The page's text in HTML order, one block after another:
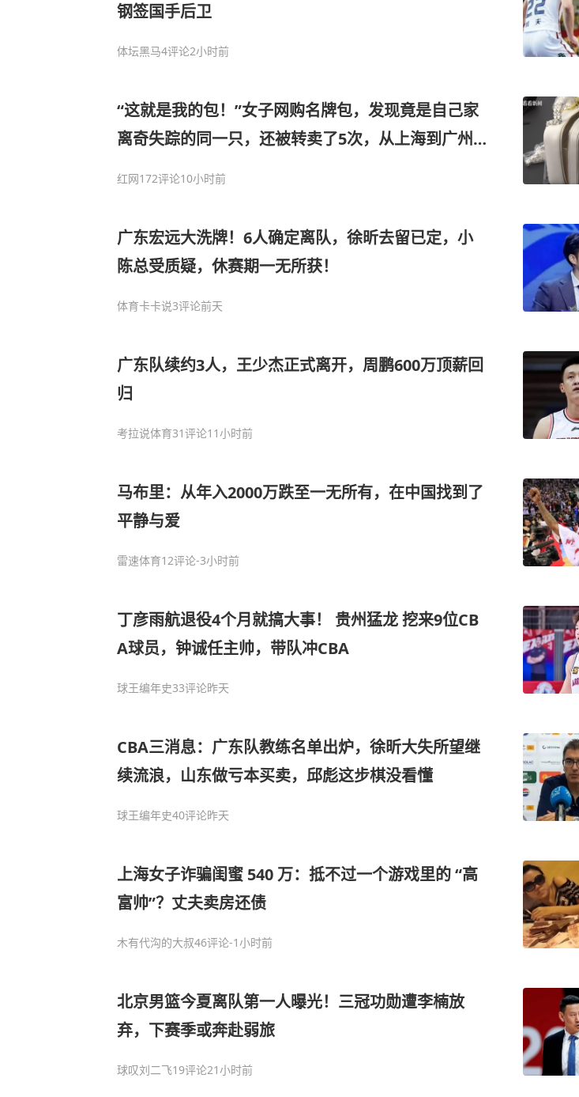
钢签国手后卫
体坛黑马4评论2小时前
“这就是我的包！”女子网购名牌包，发现竟是自己家
离奇失踪的同一只，还被转卖了5次，从上海到广州
红网172评论10小时前
广东宏远大洗牌！6人确定离队，徐昕去留已定，小
陈总受质疑，休赛期一无所获！
体育卡卡说3评论前天
广东队续约3人，王少杰正式离开，周鹏600万顶薪回
归
考拉说体育31评论11小时前
马布里：从年入2000万跌至一无所有，在中国找到了
平静与爱
雷速体育12评论-3小时前
丁彦雨航退役4个月就搞大事！ 贵州猛龙 挖来9位CB
A球员，钟诚任主帅，带队冲CBA
球王编年史33评论昨天
CBA三消息：广东队教练名单出炉，徐昕大失所望继
续流浪，山东做亏本买卖，邱彪这步棋没看懂
球王编年史40评论昨天
上海女子诈骗闺蜜 540 万：抵不过一个游戏里的 “高
富帅”？丈夫卖房还债
木有代沟的大叔46评论-1小时前
北京男篮今夏离队第一人曝光！三冠功勋遭李楠放
弃，下赛季或奔赴弱旅
球叹刘二飞19评论21小时前